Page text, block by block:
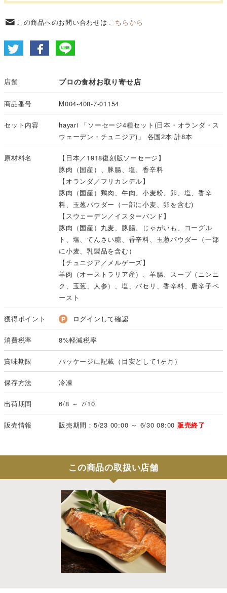
この商品へのお問い合わせは こちらから
店舗 プロの食材お取り寄せ店
商品番号 M004-408-7-01154
セット内容
hayari 「ソーセージ4種セット(日本・オランダ・ス
ウェーデン・チュニジア)」 各国2本 計8本
原材料名
【日本／1918復刻版ソーセージ】
豚肉（国産）、豚腸、塩、香辛料
【オランダ／フリカンデル】
豚肉（国産）鶏肉、牛肉、小麦粉、卵、塩、香辛
料、玉葱パウダー（一部に小麦、卵を含む)
【スウェーデン／イスターバンド】
豚肉（国産）丸麦、豚腸、じゃがいも、ヨーグル
ト、塩、てんさい糖、香辛料、玉葱パウダー（一部
に小麦、乳製品を含む）
【チュニジア／メルゲーズ】
羊肉（オーストラリア産）、羊腸、スープ（ニンニ
ク、玉葱、人参）、塩、パセリ、香辛料、唐辛子ペ
ースト
獲得ポイント ログインして確認
消費税率 8%軽減税率
賞味期限 パッケージに記載（目安として1ヶ月）
保存方法 冷凍
出荷期間 6/8 ～ 7/10
販売情報 販売期間：5/23 00:00 ～ 6/30 08:00 販売終了
この商品の取扱い店舗